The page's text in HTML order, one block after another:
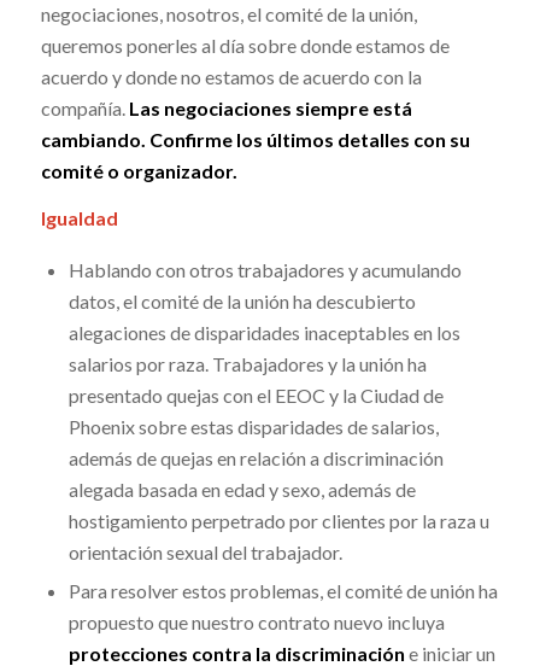
negociaciones, nosotros, el comité de la unión,
queremos ponerles al día sobre donde estamos de
acuerdo y donde no estamos de acuerdo con la
compañía. Las negociaciones siempre está
cambiando. Confirme los últimos detalles con su
comité o organizador.
Igualdad
Hablando con otros trabajadores y acumulando
datos, el comité de la unión ha descubierto
alegaciones de disparidades inaceptables en los
salarios por raza. Trabajadores y la unión ha
presentado quejas con el EEOC y la Ciudad de
Phoenix sobre estas disparidades de salarios,
además de quejas en relación a discriminación
alegada basada en edad y sexo, además de
hostigamiento perpetrado por clientes por la raza u
orientación sexual del trabajador.
Para resolver estos problemas, el comité de unión ha
propuesto que nuestro contrato nuevo incluya
protecciones contra la discriminación e iniciar un